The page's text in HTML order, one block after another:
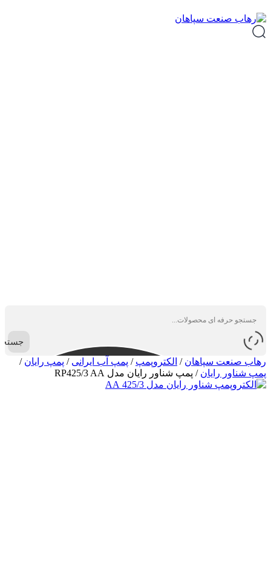
رهاب صنعت سپاهان / الکتروپمپ / پمپ آب ایرانی / پمپ رایان /
پمپ شناور رایان / پمپ شناور رایان مدل RP425/3 AA